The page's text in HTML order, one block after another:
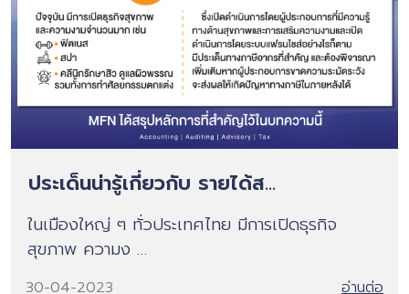
ประเด็นน่ารู้เกี่ยวกับ รายได้ส...
ในเมืองใหญ่ ๆ ทั่วประเทศไทย มีการเปิดธุรกิจ
สุขภาพ ความง …
30-04-2023 อ่านต่อ